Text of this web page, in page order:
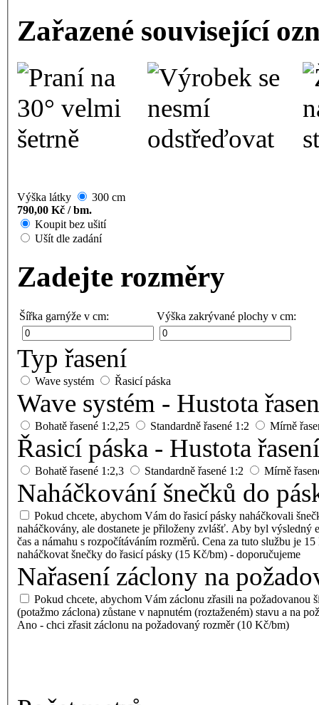
Zařazené související
Výška látky
300 cm
790,00 Kč / bm.
Koupit bez ušití
Ušít dle zadání
Zadejte rozměry
Šířka garnýže v cm: Výška zakrývané plochy v cm:
Typ řasení
Wave systém Řasicí páska
Wave systém - Hustota
Bohatě řasené 1:2,25 Standardně řasené 1:2 Mírně
Řasicí páska - Hustota řasení
Bohatě řasené 1:2,3 Standardně řasené 1:2 Mírně
Naháčkování šnečků do
Pokud chcete, abychom Vám do řasicí pásky naháčkovali
naháčkovány, ale dostanete je přiloženy zvlášť. Aby byl výsledný
čas a námahu s rozpočítáváním rozměrů. Cena za tuto službu je
naháčkovat šnečky do řasicí pásky (15 Kč/bm) - doporučujeme
Nařasení záclony na
Pokud chcete, abychom Vám záclonu zřasili na
(potažmo záclona) zůstane v napnutém (roztaženém) stavu a na
Ano - chci zřasit záclonu na požadovaný rozměr (10 Kč/bm)